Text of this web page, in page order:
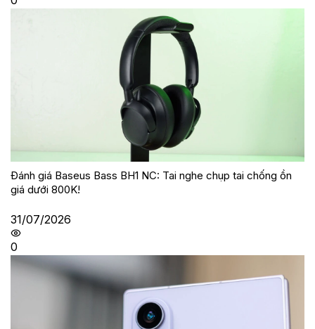
Đánh giá Baseus Bass BH1 NC: Tai nghe chụp tai chống ồn
giá dưới 800K!
31/07/2026
0